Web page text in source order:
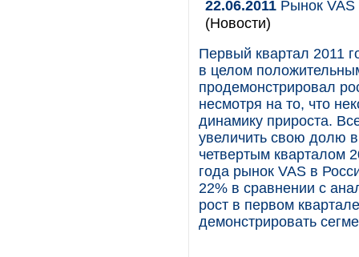
22.06.2011 Рынок VAS
(Новости)
Первый квартал 2011
в целом
продемонстрировал
несмотря на то, что
динамику прироста.
увеличить свою долю
четвертым кварталом
года рынок VAS в
22% в сравнении с
рост в первом
демонстрировать